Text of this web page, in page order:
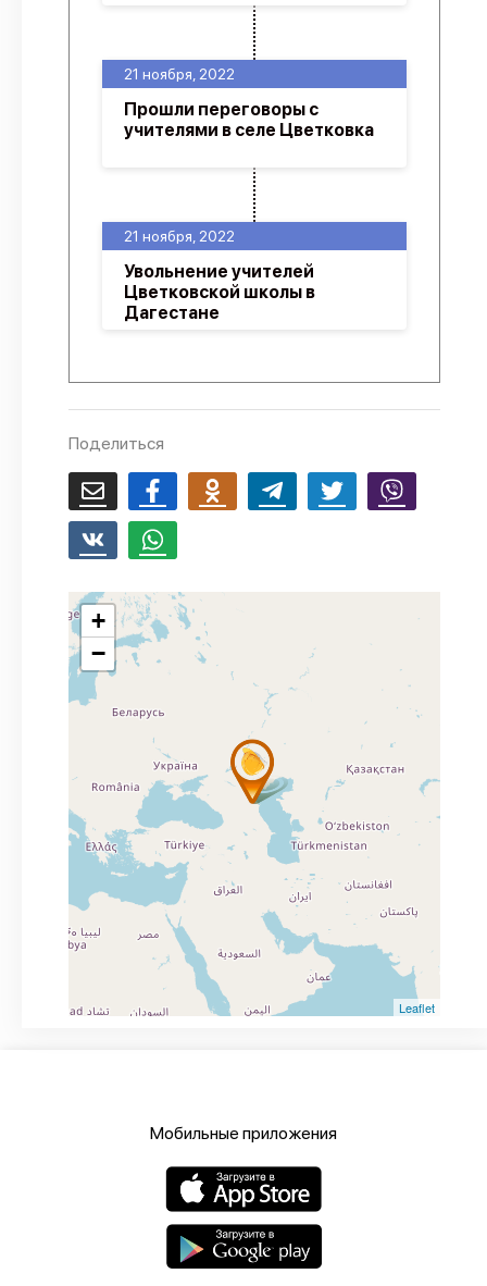
21 ноября, 2022
Увольнение учителей
Цветковской школы в
Дагестане
21 ноября, 2022
Прошли переговоры с
учителями в селе Цветковка
Поделиться
+
−
Leaflet
Мобильные приложения